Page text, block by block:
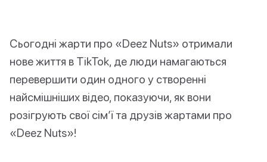
Сьогодні жарти про «Deez Nuts» отримали
нове життя в TikTok, де люди намагаються
перевершити один одного у створенні
найсмішніших відео, показуючи, як вони
розігрують свої сім’ї та друзів жартами про
«Deez Nuts»!